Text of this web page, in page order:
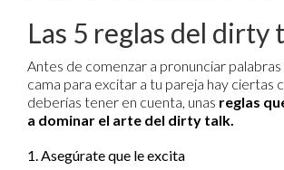
Las 5 reglas del dirty
Antes de comenzar a pronunciar palabras
cama para excitar a tu pareja hay ciertas
deberías tener en cuenta, unas reglas
a dominar el arte del dirty talk.
1. Asegúrate que le excita